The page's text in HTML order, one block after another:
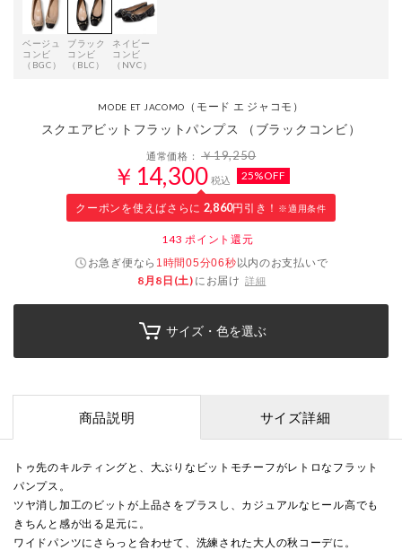
ベージュ
コンビ
（BGC）
ブラック
コンビ
（BLC）
ネイビー
コンビ
（NVC）
MODE ET JACOMO （モード エ ジャコモ）
スクエアビットフラットパンプス （ブラックコンビ）
通常価格：￥19,250
￥14,300 税込 25%OFF
クーポンを使えばさらに 2,860円引き！ ※適用条件
143 ポイント還元
お急ぎ便なら 1時間05分05秒以内のお支払いで
8月8日(土) にお届け 詳細
サイズ・色を選ぶ
商品説明 サイズ詳細
トゥ先のキルティングと、大ぶりなビットモチーフがレトロなフラット
パンプス。
ツヤ消し加工のビットが上品さをプラスし、カジュアルなヒール高でも
きちんと感が出る足元に。
ワイドパンツにさらっと合わせて、洗練された大人の秋コーデに。